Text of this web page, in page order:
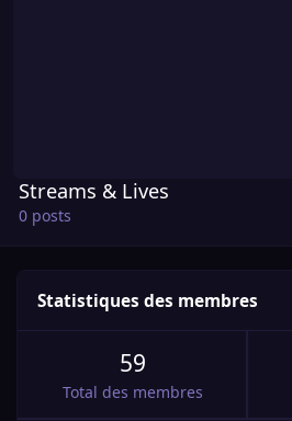
Streams & Lives
0 posts
Statistiques des membres
59
Total des membres